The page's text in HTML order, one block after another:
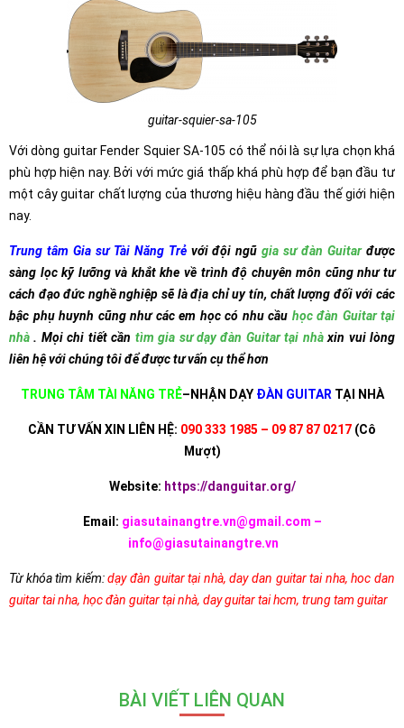
guitar-squier-sa-105
Với dòng guitar Fender Squier SA-105 có thể nói là sự lựa chọn khá
phù hợp hiện nay. Bởi với mức giá thấp khá phù hợp để bạn đầu tư
một cây guitar chất lượng của thương hiệu hàng đầu thế giới hiện
nay.
Trung tâm Gia sư Tài Năng Trẻvới đội ngũgia sư đàn Guitarđược
sàng lọc kỹ lưỡng và khắt khe về trình độ chuyên môn cũng như tư
cách đạo đức nghề nghiệp sẽ là địa chỉ uy tín, chất lượng đối với các
bậc phụ huynh cũng như các em học có nhu cầu học đàn Guitar tại
nhà . Mọi chi tiết cần tìm gia sư dạy đàn Guitar tại nhàxin vui lòng
liên hệ với chúng tôi để được tư vấn cụ thể hơn
TRUNG TÂM TÀI NĂNG TRẺ–NHẬN DẠY ĐÀN GUITAR TẠI NHÀ
CẦN TƯ VẤN XIN LIÊN HỆ: 090 333 1985 – 09 87 87 0217 (Cô
Mượt)
Website: https://danguitar.org/
Email: giasutainangtre.vn@gmail.com –
info@giasutainangtre.vn
Từ khóa tìm kiếm:dạy đàn guitar tại nhà,day dan guitar tai nha,hoc dan
guitar tai nha, học đàn guitar tại nhà, day guitar tai hcm, trung tam guitar
BÀI VIẾT LIÊN QUAN